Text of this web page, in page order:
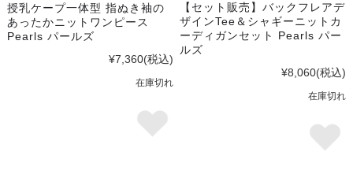
授乳ケープ一体型 指ぬき袖の
あったかニットワンピース
Pearls パールズ
¥7,360(税込)
在庫切れ
【セット販売】バックフレアデ
ザインTee＆シャギーニットカ
ーディガンセット Pearls パー
ルズ
¥8,060(税込)
在庫切れ